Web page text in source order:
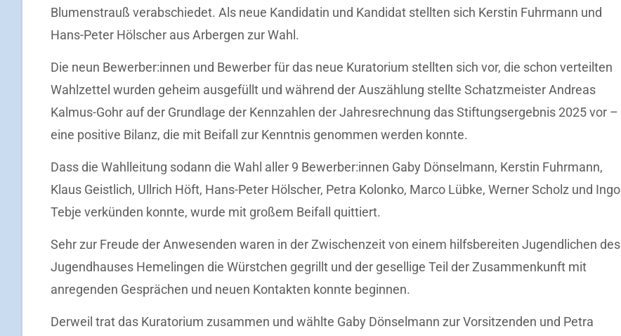
Blumenstrauß verabschiedet. Als neue Kandidatin und Kandidat stellten sich Kerstin Fuhrmann und
Hans-Peter Hölscher aus Arbergen zur Wahl.
Die neun Bewerber:innen und Bewerber für das neue Kuratorium stellten sich vor, die schon verteilten
Wahlzettel wurden geheim ausgefüllt und während der Auszählung stellte Schatzmeister Andreas
Kalmus-Gohr auf der Grundlage der Kennzahlen der Jahresrechnung das Stiftungsergebnis 2025 vor –
eine positive Bilanz, die mit Beifall zur Kenntnis genommen werden konnte.
Dass die Wahlleitung sodann die Wahl aller 9 Bewerber:innen Gaby Dönselmann, Kerstin Fuhrmann,
Klaus Geistlich, Ullrich Höft, Hans-Peter Hölscher, Petra Kolonko, Marco Lübke, Werner Scholz und Ingo
Tebje verkünden konnte, wurde mit großem Beifall quittiert.
Sehr zur Freude der Anwesenden waren in der Zwischenzeit von einem hilfsbereiten Jugendlichen des
Jugendhauses Hemelingen die Würstchen gegrillt und der gesellige Teil der Zusammenkunft mit
anregenden Gesprächen und neuen Kontakten konnte beginnen.
Derweil trat das Kuratorium zusammen und wählte Gaby Dönselmann zur Vorsitzenden und Petra